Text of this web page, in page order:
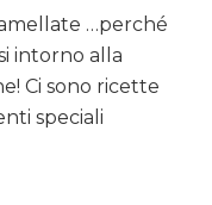
…perché
intorno alla
Ci sono ricette
speciali